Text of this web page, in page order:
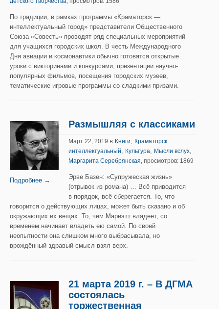
По традиции, в рамках программы «Краматорск —
интеллектуальный город» представители Общественного
Союза «Совесть» проводят ряд специальных мероприятий
для учащихся городских школ. В честь Международного
Дня авиации и космонавтики обычно готовятся открытые
уроки с викторинами и конкурсами, презентации научно-
популярных фильмов, посещения городских музеев,
тематические игровые программы со сладкими призами.
Подробнее →
Размышляя с классиками
Март 22, 2019 в Книги, Краматорск
интеллектуальный, Культура, Мысли вслух,
Маргарита Серебрянская, просмотров: 1869
Эрве Базен: «Супружеская жизнь»
(отрывок из романа) … Всё приводится
в порядок, всё сберегается. То, что
говорится о действующих лицах, может быть сказано и об
окружающих их вещах. То, чем Мариэтт владеет, со
временем начинает владеть ею самой. По своей
неопытности она слишком много выбрасывала, но
врождённый здравый смысл взял верх.
21 марта 2019 г. – В ДГМА
состоялась
торжественная